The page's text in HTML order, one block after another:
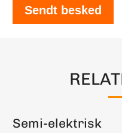
Sendt besked
Semi-elektrisk